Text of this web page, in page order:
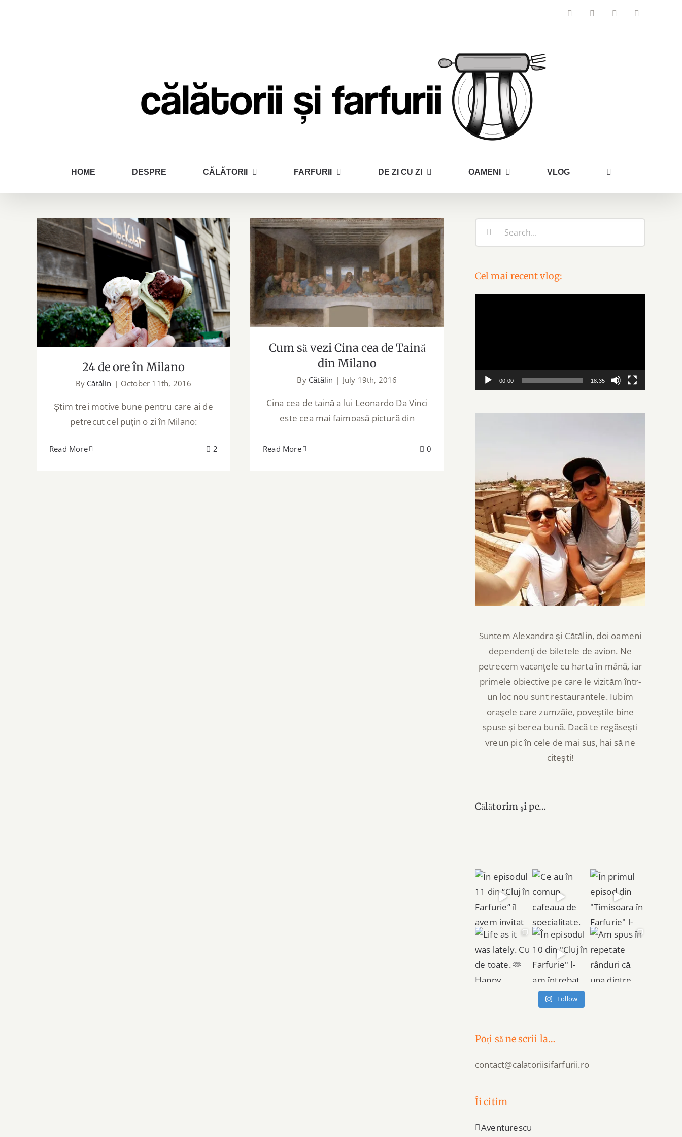
FacebookInstagramYouTubeEmail
HOME DESPRE CĂLĂTORII FARFURII DE ZI CU ZI OAMENI VLOG
24 de ore în Milano
24 de ore în Milano
By Cătălin | October 11th, 2016
Știm trei motive bune pentru care ai de
petrecut cel puțin o zi în Milano:
Read More 2
Cum să vezi Cina cea de Taină din
Milano
Cum să vezi Cina cea de Taină
din Milano
By Cătălin | July 19th, 2016
Cina cea de taină a lui Leonardo Da Vinci
este cea mai faimoasă pictură din
Read More 0
Cel mai recent vlog:
00:00 18:35
Suntem Alexandra şi Cătălin, doi oameni
dependenţi de biletele de avion. Ne
petrecem vacanţele cu harta în mână, iar
primele obiective pe care le vizităm într-
un loc nou sunt restaurantele. Iubim
oraşele care zumzăie, poveştile bine
spuse şi berea bună. Dacă te regăseşti
vreun pic în cele de mai sus, hai să ne
citeşti!
Călătorim şi pe…
Follow
Poţi să ne scrii la…
contact@calatoriisifarfurii.ro
Îi citim
Aventurescu